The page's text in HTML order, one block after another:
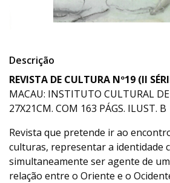
Descrição
REVISTA DE CULTURA Nº19 (II
MACAU: INSTITUTO CULTURAL
27X21CM. COM 163 PÁGS. ILUST. B
Revista que pretende ir ao
culturas, representar a identidade
simultaneamente ser agente de
relação entre o Oriente e o